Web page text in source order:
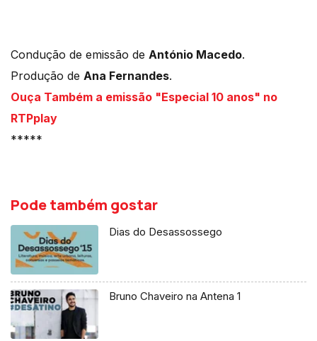
Condução de emissão de António Macedo.
Produção de Ana Fernandes.
Ouça Também a emissão "Especial 10 anos" no
RTPplay
*****
Pode também gostar
Dias do Desassossego
Bruno Chaveiro na Antena 1